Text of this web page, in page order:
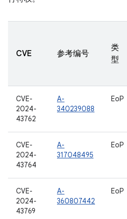
CVE 参考编号
类
型
CVE-
2024-
43762
A-
340239088
EoP
CVE-
2024-
43764
A-
317048495
EoP
CVE-
2024-
43769
A-
360807442
EoP